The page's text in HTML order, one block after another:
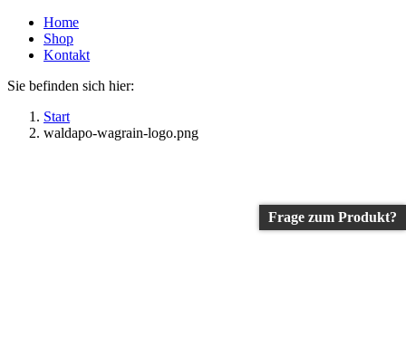
Home
Shop
Kontakt
Sie befinden sich hier:
Start
waldapo-wagrain-logo.png
Frage zum Produkt?